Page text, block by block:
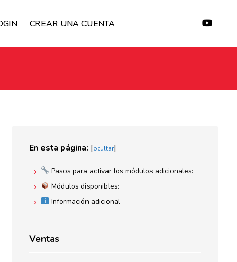
CREAR UNA CUENTA
En esta página: [ocultar]
Pasos para activar los módulos adicionales:
Módulos disponibles:
Información adicional
Ventas